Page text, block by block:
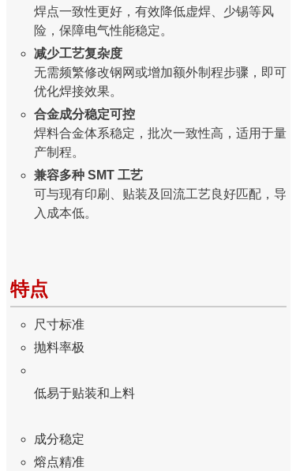
焊点一致性更好，有效降低虚焊、少锡等风
险，保障电气性能稳定。
减少工艺复杂度
无需频繁修改钢网或增加额外制程步骤，即可
优化焊接效果。
合金成分稳定可控
焊料合金体系稳定，批次一致性高，适用于量
产制程。
兼容多种 SMT 工艺
可与现有印刷、贴装及回流工艺良好匹配，导
入成本低。
特点
尺寸标准
抛料率极
低易于贴装和上料
成分稳定
熔点精准